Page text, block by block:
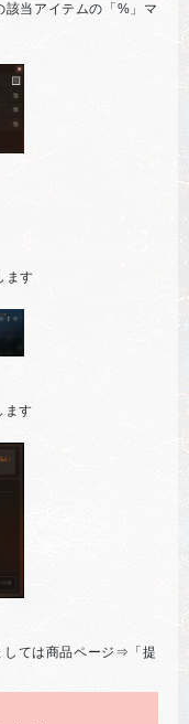
該当アイテムの「%」マ
ます
ます
ては商品ページ⇒「提